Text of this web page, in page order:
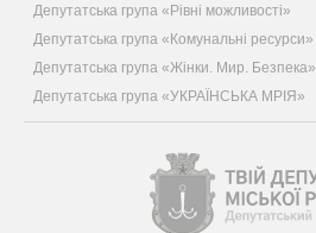
Депутатська група «Рівні можливості»
Депутатська група «Комунальні ресурси»
Депутатська група «Жінки. Мир. Безпека»
Депутатська група «УКРАЇНСЬКА МРІЯ»